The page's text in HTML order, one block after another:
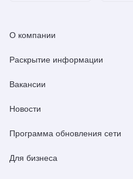
О компании
Раскрытие информации
Вакансии
Новости
Программа обновления сети
Для бизнеса